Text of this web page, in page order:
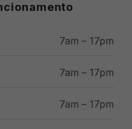
7am – 17pm
7am – 17pm
7am – 17pm